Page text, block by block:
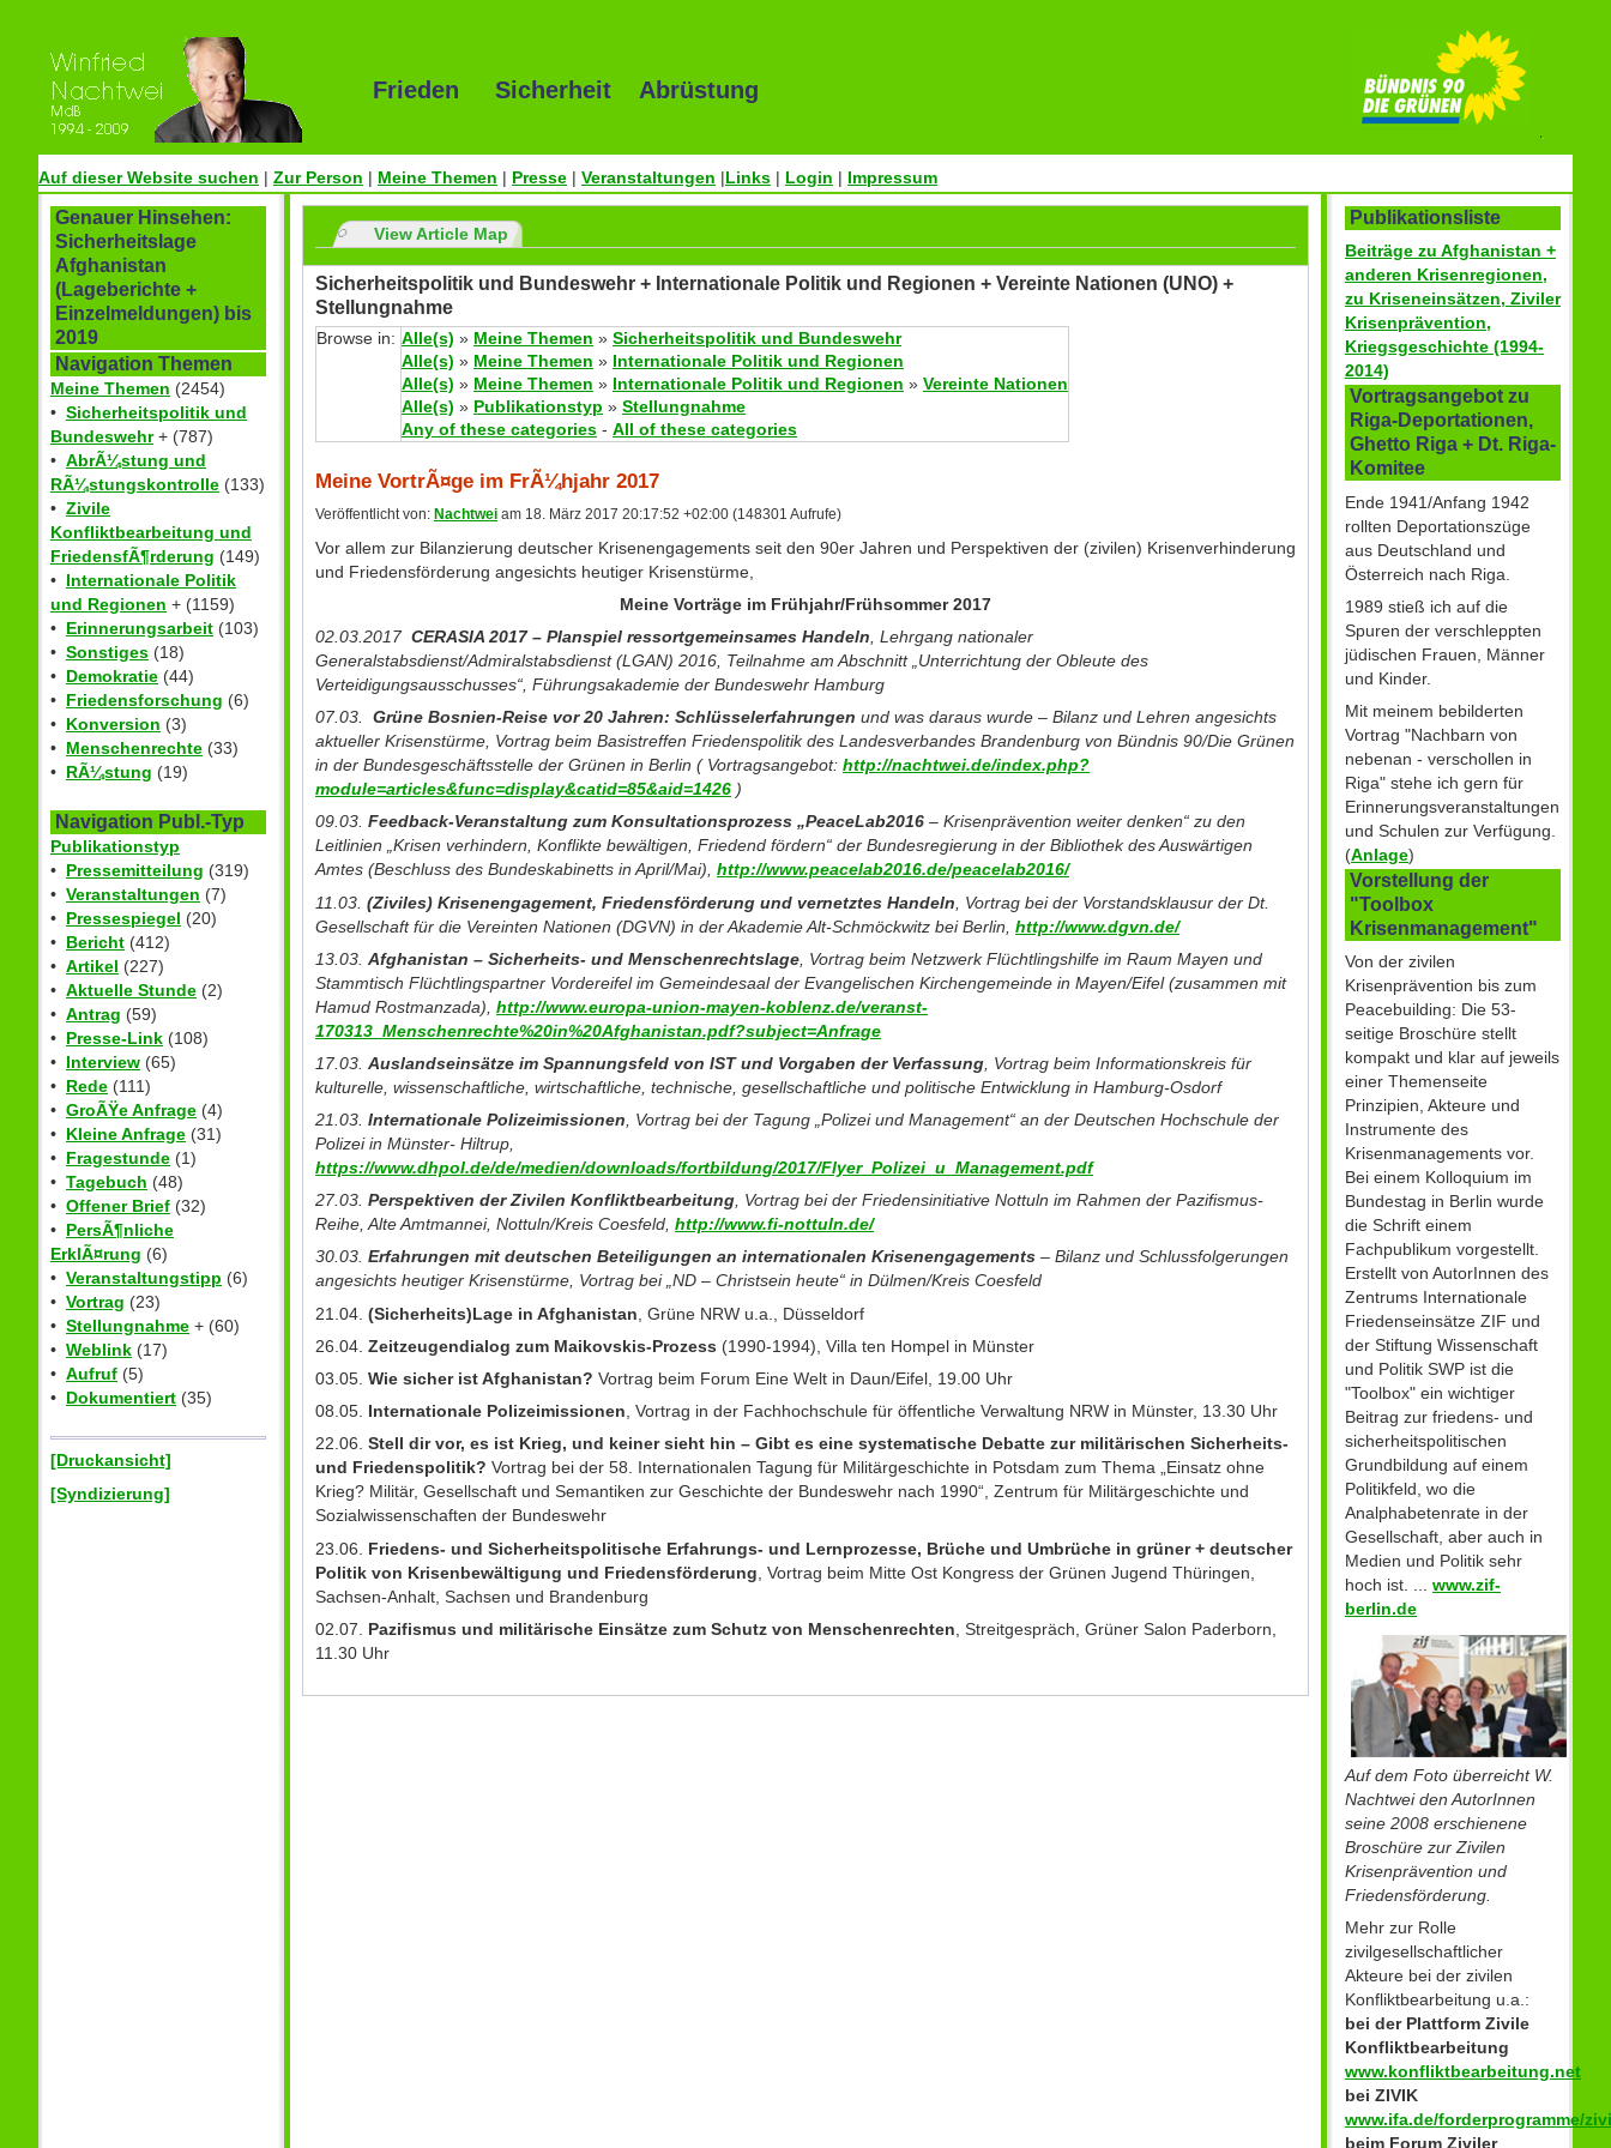
Frieden Sicherheit Abrüstung
Auf dieser Website suchen | Zur Person | Meine Themen | Presse | Veranstaltungen |Links | Login | Impressum
Genauer Hinsehen:
Sicherheitslage
Afghanistan
(Lageberichte +
Einzelmeldungen) bis
2019
Navigation Themen
Meine Themen (2454)
• Sicherheitspolitik und
Bundeswehr+ (787)
• AbrÃ¼stung und
RÃ¼stungskontrolle (133)
• Zivile
Konfliktbearbeitung und
FriedensfÃ¶rderung (149)
• Internationale Politik
und Regionen + (1159)
• Erinnerungsarbeit (103)
• Sonstiges (18)
• Demokratie (44)
• Friedensforschung (6)
• Konversion (3)
• Menschenrechte (33)
• RÃ¼stung (19)
Navigation Publ.-Typ
Publikationstyp
• Pressemitteilung (319)
• Veranstaltungen (7)
• Pressespiegel (20)
• Bericht (412)
• Artikel (227)
• Aktuelle Stunde (2)
• Antrag (59)
• Presse-Link (108)
• Interview (65)
• Rede (111)
• GroÃŸe Anfrage (4)
• Kleine Anfrage (31)
• Fragestunde (1)
• Tagebuch (48)
• Offener Brief (32)
• PersÃ¶nliche
ErklÃ¤rung (6)
• Veranstaltungstipp (6)
• Vortrag (23)
• Stellungnahme + (60)
• Weblink (17)
• Aufruf (5)
• Dokumentiert (35)
[Druckansicht]
[Syndizierung]
View Article Map
Sicherheitspolitik und Bundeswehr + Internationale Politik und Regionen + Vereinte Nationen (UNO) +
Stellungnahme
Browse in: Alle(s) » Meine Themen » Sicherheitspolitik und Bundeswehr
Alle(s) » Meine Themen » Internationale Politik und Regionen
Alle(s) » Meine Themen » Internationale Politik und Regionen » Vereinte Nationen
Alle(s) » Publikationstyp » Stellungnahme
Any of these categories - All of these categories
Meine VortrÃ¤ge im FrÃ¼hjahr 2017
Veröffentlicht von: Nachtwei am 18. März 2017 20:17:52 +02:00 (148301 Aufrufe)
Vor allem zur Bilanzierung deutscher Krisenengagements seit den 90er Jahren und Perspektiven der (zivilen) Krisenverhinderung
und Friedensförderung angesichts heutiger Krisenstürme,
Meine Vorträge im Frühjahr/Frühsommer 2017
02.03.2017 CERASIA 2017 – Planspiel ressortgemeinsames Handeln , Lehrgang nationaler
Generalstabsdienst/Admiralstabsdienst (LGAN) 2016, Teilnahme am Abschnitt „Unterrichtung der Obleute des
Verteidigungsausschusses“, Führungsakademie der Bundeswehr Hamburg
07.03. Grüne Bosnien-Reise vor 20 Jahren: Schlüsselerfahrungen und was daraus wurde – Bilanz und Lehren angesichts
aktueller Krisenstürme, Vortrag beim Basistreffen Friedenspolitik des Landesverbandes Brandenburg von Bündnis 90/Die Grünen
in der Bundesgeschäftsstelle der Grünen in Berlin ( Vortragsangebot: http://nachtwei.de/index.php?
module=articles&func=display&catid=85&aid=1426 )
09.03. Feedback-Veranstaltung zum Konsultationsprozess „PeaceLab2016 – Krisenprävention weiter denken“ zu den
Leitlinien „Krisen verhindern, Konflikte bewältigen, Friedend fördern“ der Bundesregierung in der Bibliothek des Auswärtigen
Amtes (Beschluss des Bundeskabinetts in April/Mai), http://www.peacelab2016.de/peacelab2016/
11.03. (Ziviles) Krisenengagement, Friedensförderung und vernetztes Handeln , Vortrag bei der Vorstandsklausur der Dt.
Gesellschaft für die Vereinten Nationen (DGVN) in der Akademie Alt-Schmöckwitz bei Berlin, http://www.dgvn.de/
13.03. Afghanistan – Sicherheits- und Menschenrechtslage , Vortrag beim Netzwerk Flüchtlingshilfe im Raum Mayen und
Stammtisch Flüchtlingspartner Vordereifel im Gemeindesaal der Evangelischen Kirchengemeinde in Mayen/Eifel (zusammen mit
Hamud Rostmanzada), http://www.europa-union-mayen-koblenz.de/veranst-
170313_Menschenrechte%20in%20Afghanistan.pdf?subject=Anfrage
17.03. Auslandseinsätze im Spannungsfeld von IST und Vorgaben der Verfassung , Vortrag beim Informationskreis für
kulturelle, wissenschaftliche, wirtschaftliche, technische, gesellschaftliche und politische Entwicklung in Hamburg-Osdorf
21.03. Internationale Polizeimissionen , Vortrag bei der Tagung „Polizei und Management“ an der Deutschen Hochschule der
Polizei in Münster- Hiltrup,
https://www.dhpol.de/de/medien/downloads/fortbildung/2017/Flyer_Polizei_u_Management.pdf
27.03. Perspektiven der Zivilen Konfliktbearbeitung, Vortrag bei der Friedensinitiative Nottuln im Rahmen der Pazifismus-
Reihe, Alte Amtmannei, Nottuln/Kreis Coesfeld, http://www.fi-nottuln.de/
30.03. Erfahrungen mit deutschen Beteiligungen an internationalen Krisenengagements – Bilanz und Schlussfolgerungen
angesichts heutiger Krisenstürme, Vortrag bei „ND – Christsein heute“ in Dülmen/Kreis Coesfeld
21.04. (Sicherheits)Lage in Afghanistan , Grüne NRW u.a., Düsseldorf
26.04. Zeitzeugendialog zum Maikovskis-Prozess (1990-1994), Villa ten Hompel in Münster
03.05. Wie sicher ist Afghanistan? Vortrag beim Forum Eine Welt in Daun/Eifel, 19.00 Uhr
08.05. Internationale Polizeimissionen, Vortrag in der Fachhochschule für öffentliche Verwaltung NRW in Münster, 13.30 Uhr
22.06. Stell dir vor, es ist Krieg, und keiner sieht hin – Gibt es eine systematische Debatte zur militärischen Sicherheits-
und Friedenspolitik? Vortrag bei der 58. Internationalen Tagung für Militärgeschichte in Potsdam zum Thema „Einsatz ohne
Krieg? Militär, Gesellschaft und Semantiken zur Geschichte der Bundeswehr nach 1990“, Zentrum für Militärgeschichte und
Sozialwissenschaften der Bundeswehr
23.06. Friedens- und Sicherheitspolitische Erfahrungs- und Lernprozesse, Brüche und Umbrüche in grüner + deutscher
Politik von Krisenbewältigung und Friedensförderung , Vortrag beim Mitte Ost Kongress der Grünen Jugend Thüringen,
Sachsen-Anhalt, Sachsen und Brandenburg
02.07. Pazifismus und militärische Einsätze zum Schutz von Menschenrechten , Streitgespräch, Grüner Salon Paderborn,
11.30 Uhr
Publikationsliste
Beiträge zu Afghanistan +
anderen Krisenregionen,
zu Kriseneinsätzen, Ziviler
Krisenprävention,
Kriegsgeschichte (1994-
2014)
Vortragsangebot zu
Riga-Deportationen,
Ghetto Riga + Dt. Riga-
Komitee
Ende 1941/Anfang 1942
rollten Deportationszüge
aus Deutschland und
Österreich nach Riga.
1989 stieß ich auf die
Spuren der verschleppten
jüdischen Frauen, Männer
und Kinder.
Mit meinem bebilderten
Vortrag "Nachbarn von
nebenan - verschollen in
Riga" stehe ich gern für
Erinnerungsveranstaltungen
und Schulen zur Verfügung.
(Anlage)
Vorstellung der
"Toolbox
Krisenmanagement"
Von der zivilen
Krisenprävention bis zum
Peacebuilding: Die 53-
seitige Broschüre stellt
kompakt und klar auf jeweils
einer Themenseite
Prinzipien, Akteure und
Instrumente des
Krisenmanagements vor.
Bei einem Kolloquium im
Bundestag in Berlin wurde
die Schrift einem
Fachpublikum vorgestellt.
Erstellt von AutorInnen des
Zentrums Internationale
Friedenseinsätze ZIF und
der Stiftung Wissenschaft
und Politik SWP ist die
"Toolbox" ein wichtiger
Beitrag zur friedens- und
sicherheitspolitischen
Grundbildung auf einem
Politikfeld, wo die
Analphabetenrate in der
Gesellschaft, aber auch in
Medien und Politik sehr
hoch ist. ... www.zif-
berlin.de
Auf dem Foto überreicht W.
Nachtwei den AutorInnen
seine 2008 erschienene
Broschüre zur Zivilen
Krisenprävention und
Friedensförderung.
Mehr zur Rolle
zivilgesellschaftlicher
Akteure bei der zivilen
Konfliktbearbeitung u.a.:
bei der Plattform Zivile
Konfliktbearbeitung
www.konfliktbearbeitung.net
bei ZIVIK
www.ifa.de/forderprogramme/
beim Forum Ziviler